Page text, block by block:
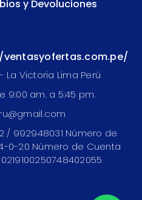
y Devoluciones
La Victoria Lima Perú
9:00 am. a 5:45 pm.
/ 992948031 Número de
0-20 Número de Cuenta